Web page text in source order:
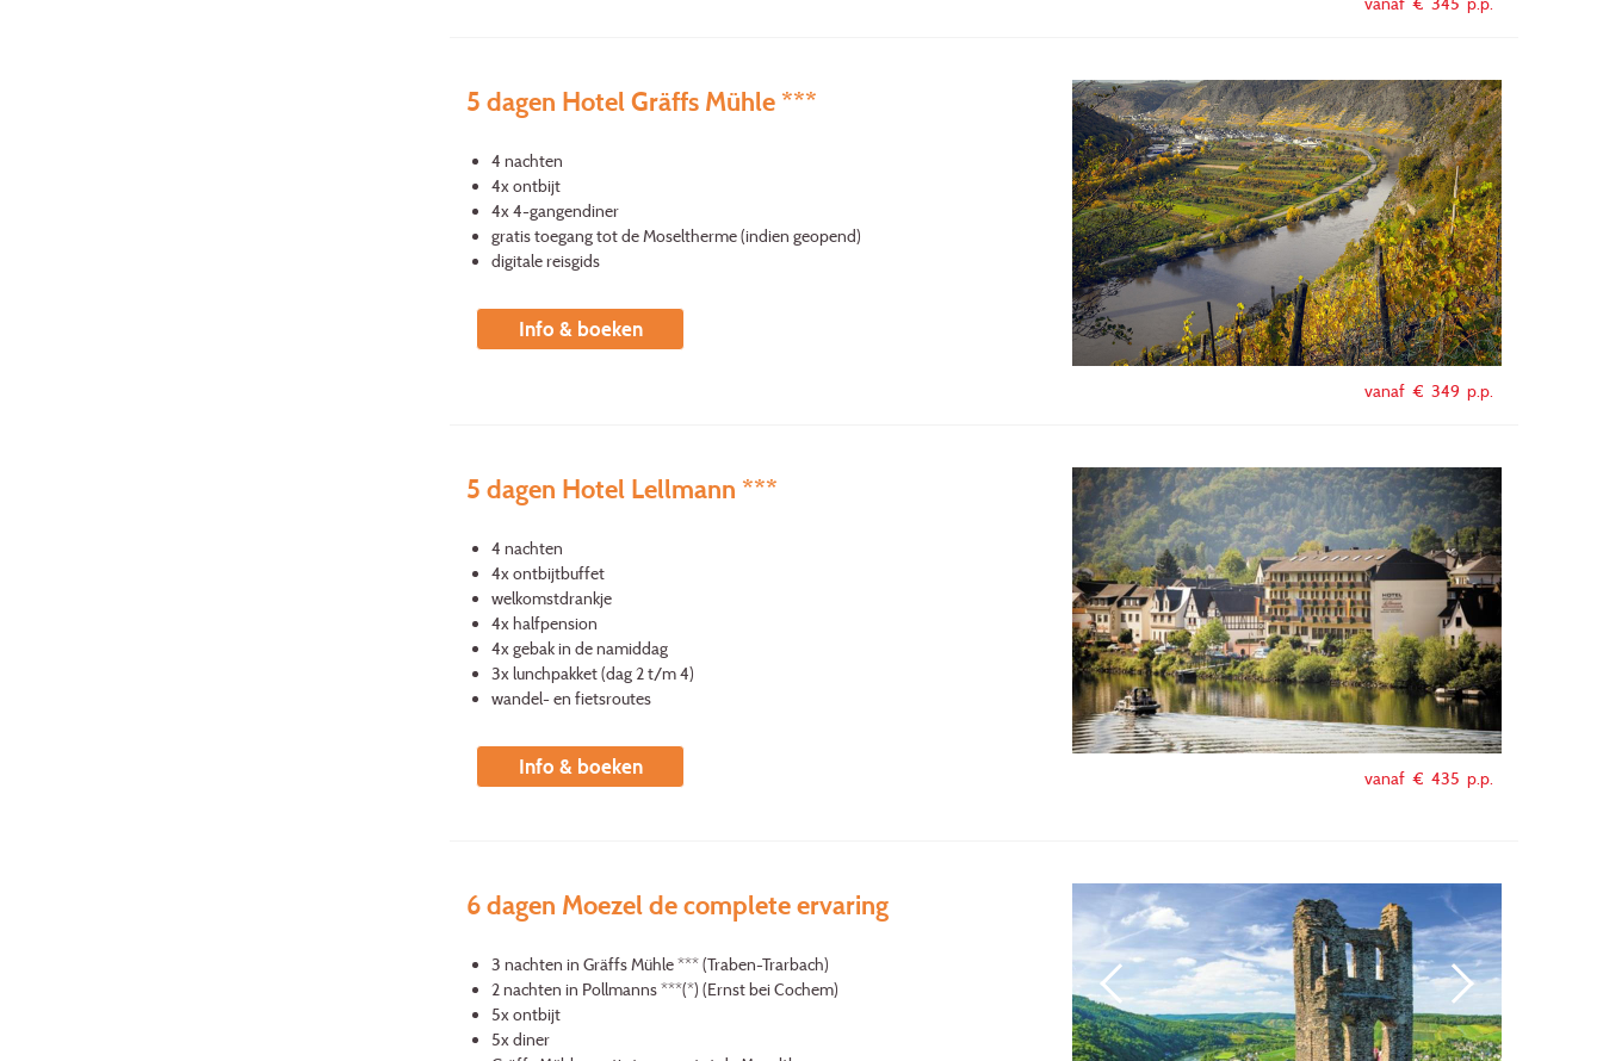
vanaf € 349 p.p.
5 dagen Hotel Gräffs Mühle ***
4 nachten
4x ontbijt
4x 4-gangendiner
gratis toegang tot de Moseltherme (indien geopend)
digitale reisgids
Info & boeken
vanaf € 435 p.p.
5 dagen Hotel Lellmann ***
4 nachten
4x ontbijtbuffet
welkomstdrankje
4x halfpension
4x gebak in de namiddag
3x lunchpakket (dag 2 t/m 4)
wandel- en fietsroutes
Info & boeken
6 dagen Moezel de complete ervaring
3 nachten in Gräffs Mühle *** (Traben-Trarbach)
2 nachten in Pollmanns ***(*) (Ernst bei Cochem)
5x ontbijt
5x diner